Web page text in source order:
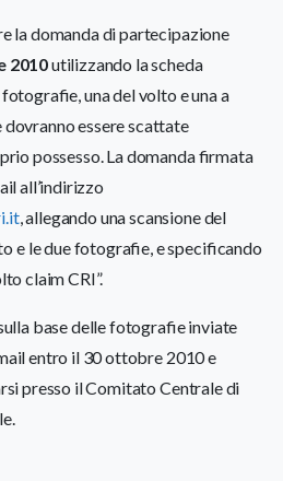
la domanda di partecipazione
2010utilizzando la scheda
una del volto e una a
essere scattate
possesso. La domanda firmata
all’indirizzo
, allegando una scansione del
e le due fotografie, e specificando
claim CRI”.
base delle fotografie inviate
entro il 30 ottobre 2010 e
presso il Comitato Centrale di